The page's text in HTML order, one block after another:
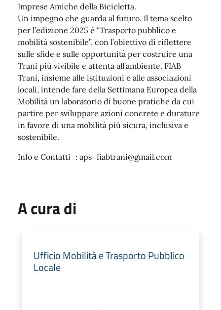
Imprese Amiche della Bicicletta.
Un impegno che guarda al futuro. Il tema scelto
per l’edizione 2025 è “Trasporto pubblico e
mobilità sostenibile”, con l’obiettivo di riflettere
sulle sfide e sulle opportunità per costruire una
Trani più vivibile e attenta all’ambiente. FIAB
Trani, insieme alle istituzioni e alle associazioni
locali, intende fare della Settimana Europea della
Mobilità un laboratorio di buone pratiche da cui
partire per sviluppare azioni concrete e durature
in favore di una mobilità più sicura, inclusiva e
sostenibile.
Info e Contatti : aps fiabtrani@gmail.com
A cura di
Ufficio Mobilità e Trasporto Pubblico
Locale